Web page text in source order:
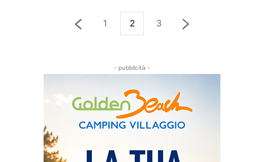
1 2 3
- pubblicità -